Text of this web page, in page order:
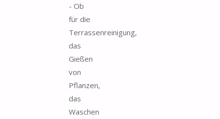
- Ob
für die
Terrassenreinigung,
das
Gießen
von
Pflanzen,
das
Waschen